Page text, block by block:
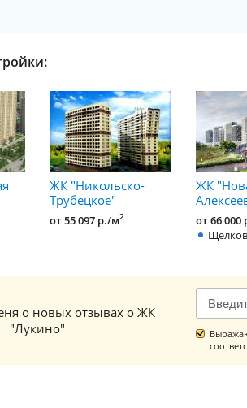
ЖК "Никольско-
Трубецкое"
от 55 097 р./м2
ЖК
от 66
о новых отзывах о ЖК
"Лукино"